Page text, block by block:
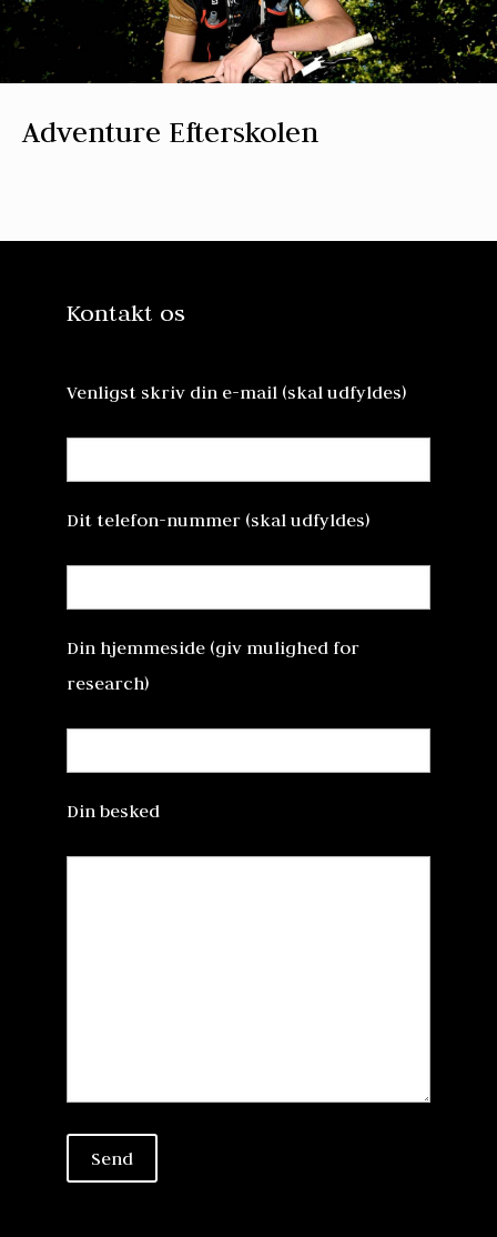
Adventure Efterskolen
Kontakt os
Venligst skriv din e-mail (skal udfyldes)
Dit telefon-nummer (skal udfyldes)
Din hjemmeside (giv mulighed for
research)
Din besked